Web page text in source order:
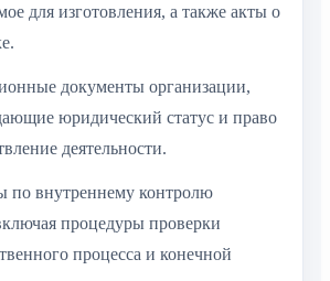
для изготовления, а также акты о
документы организации,
юридический статус и право
деятельности.
по внутреннему контролю
процедуры проверки
процесса и конечной